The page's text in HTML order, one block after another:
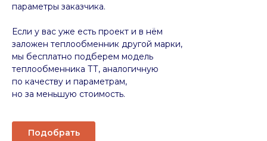
Подобрать
параметры заказчика.
Если у вас уже есть проект и в нём
заложен теплообменник другой марки,
мы бесплатно подберем модель
теплообменника ТТ, аналогичную
по качеству и параметрам,
но за меньшую стоимость.